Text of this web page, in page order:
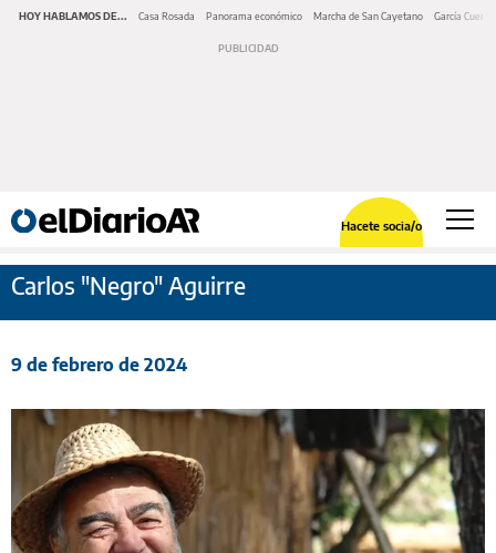
HOY HABLAMOS DE... Casa Rosada Panorama económico Marcha de San Cayetano García Cuerva
Hacete socia/o
Carlos "Negro" Aguirre
9 de febrero de 2024